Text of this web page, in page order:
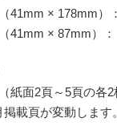
41mm × 178mm）
41mm × 87mm）
紙面2頁～5頁の各2
載頁が変動します。